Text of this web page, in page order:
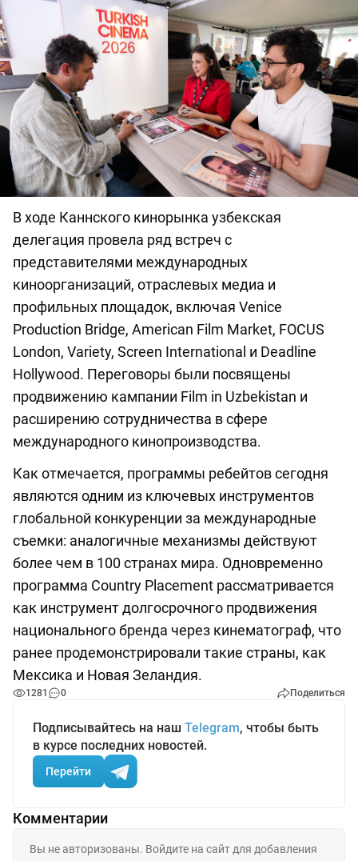
В ходе Каннского кинорынка узбекская
делегация провела ряд встреч с
представителями международных
киноорганизаций, отраслевых медиа и
профильных площадок, включая Venice
Production Bridge, American Film Market, FOCUS
London, Variety, Screen International и Deadline
Hollywood. Переговоры были посвящены
продвижению кампании Film in Uzbekistan и
расширению сотрудничества в сфере
международного кинопроизводства.
Как отмечается, программы ребейтов сегодня
являются одним из ключевых инструментов
глобальной конкуренции за международные
съемки: аналогичные механизмы действуют
более чем в 100 странах мира. Одновременно
программа Country Placement рассматривается
как инструмент долгосрочного продвижения
национального бренда через кинематограф, что
ранее продемонстрировали такие страны, как
Мексика и Новая Зеландия.
1281 0 Поделиться
Подписывайтесь на наш Telegram, чтобы быть
в курсе последних новостей.
Перейти
Комментарии